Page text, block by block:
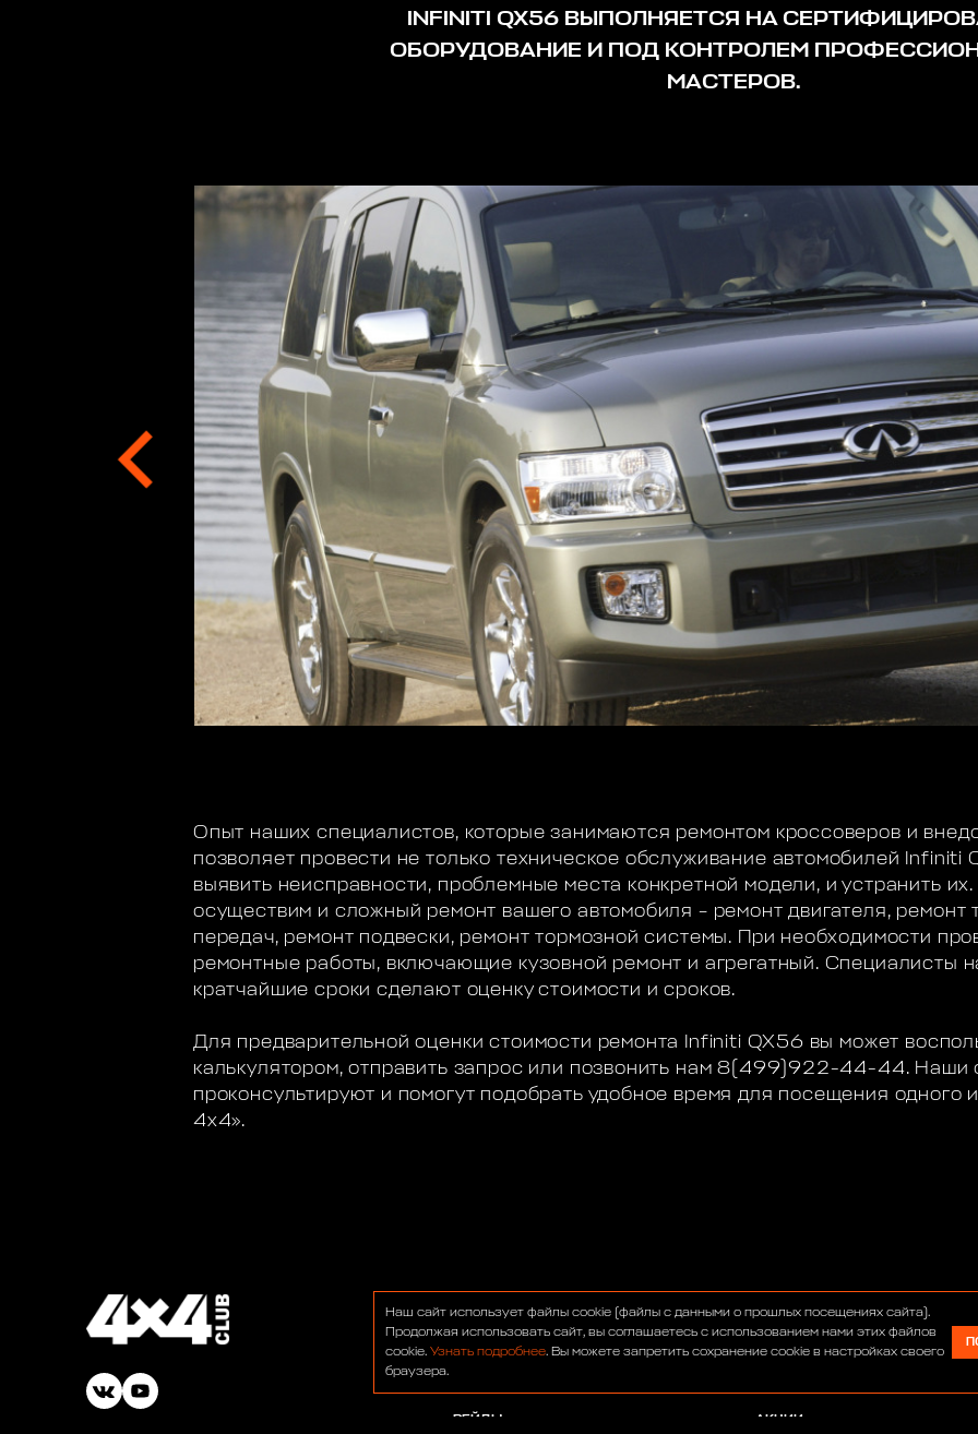
INFINITI QX56 ВЫПОЛНЯЕТСЯ НА
ОБОРУДОВАНИЕ И ПОД КОНТРОЛЕМ
МАСТЕРОВ.
Опыт наших специалистов, которые занимаются ремонтом кроссоверов и
позволяет провести не только техническое обслуживание автомобилей Infiniti
выявить неисправности, проблемные места конкретной модели, и устранить
осуществим и сложный ремонт вашего автомобиля – ремонт двигателя, ремонт
передач, ремонт подвески, ремонт тормозной системы. При необходимости
ремонтные работы, включающие кузовной ремонт и агрегатный. Специалисты
кратчайшие сроки сделают оценку стоимости и сроков.
Для предварительной оценки стоимости ремонта Infiniti QX56 вы может
калькулятором, отправить запрос или позвонить нам 8(499)922-44-44. Наши
проконсультируют и помогут подобрать удобное время для посещения одного
4х4».
ФОРУМ
НОВОСТИ
БАР
РЕЙДЫ
СЕРВИС
АВТОСАЛОН
АКЦИИ
Наш сайт использует файлы cookie (файлы с данными о прошлых посещениях сайта).
Продолжая использовать сайт, вы соглашаетесь с использованием нами этих файлов
cookie. Узнать подробнее. Вы можете запретить сохранение cookie в настройках своего
браузера.